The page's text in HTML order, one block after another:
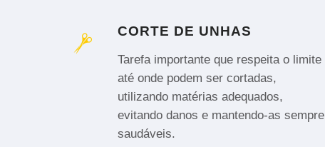
CORTE DE UNHAS
Tarefa importante que respeita o limite
até onde podem ser cortadas,
utilizando matérias adequados,
evitando danos e mantendo-as sempre
saudáveis.